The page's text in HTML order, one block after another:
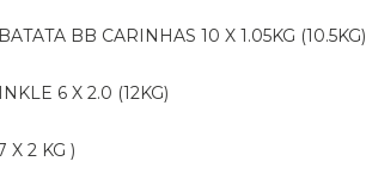
BATATA BB CARINHAS 10 X 1.05KG (10.5KG)
6 X 2.0 (12KG)
X 2 KG )